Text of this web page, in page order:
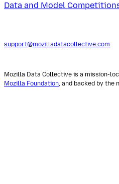
Data and Model
support@mozilladatacollective.com
Mozilla Data Collective is a mission-
Mozilla Foundation, and backed by the